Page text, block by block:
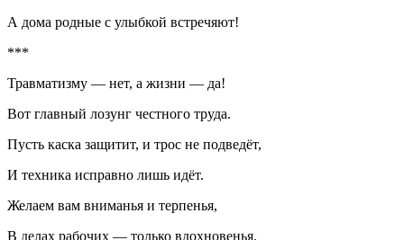
А дома родные с улыбкой встречяют!
***
Травматизму — нет, а жизни — да!
Вот главный лозунг честного труда.
Пусть каска защитит, и трос не подведёт,
И техника исправно лишь идёт.
Желаем вам вниманья и терпенья,
В делах рабочих — только вдохновенья.